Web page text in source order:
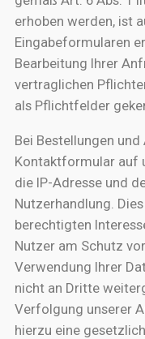
erhoben werden, ist
Eingabeformularen
Bearbeitung Ihrer
vertraglichen
als Pflichtfelder
Bei Bestellungen
Kontaktformular auf
die IP-Adresse und
Nutzerhandlung.
berechtigten
Nutzer am Schutz
Verwendung Ihrer
nicht an Dritte
Verfolgung unserer
hierzu eine